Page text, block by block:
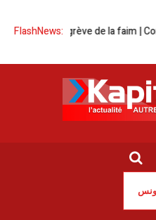
FlashNews:en grève de la faim |